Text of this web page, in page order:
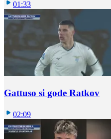
01:33
Gattuso si gode Ratkov
02:09